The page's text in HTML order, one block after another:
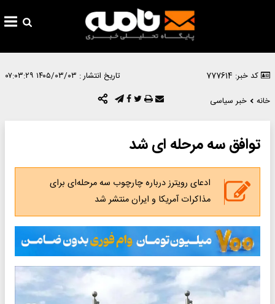
کد خبر: 777614 تاریخ انتشار : ۱۴۰۵/۰۳/۰۳ ۰۷:۰۳:۲۹
خانه
خبر سیاسی
توافق سه مرحله ای شد
ادعای رویترز درباره چارچوب سه مرحله‌ای برای
مذاکرات آمریکا و ایران منتشر شد